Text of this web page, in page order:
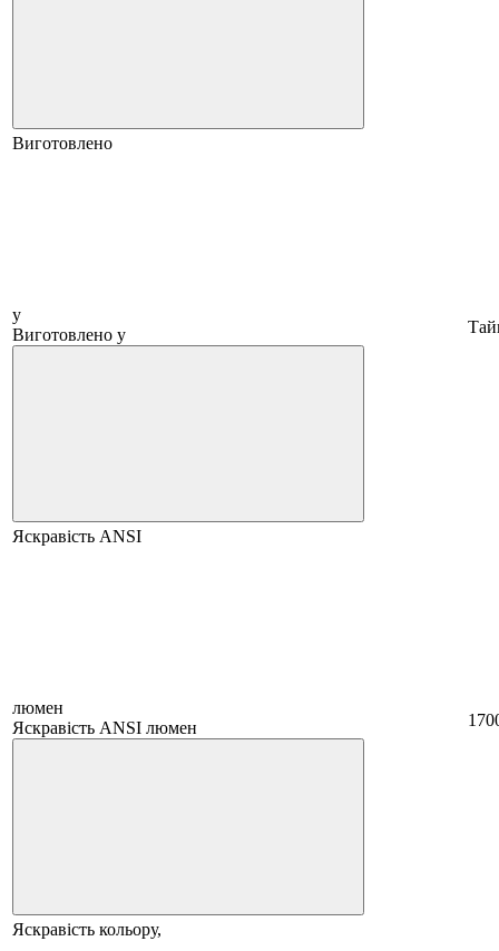
Виготовлено
у
Виготовлено у
Яскравість ANSI
люмен
Яскравість ANSI люмен
Яскравість кольору,